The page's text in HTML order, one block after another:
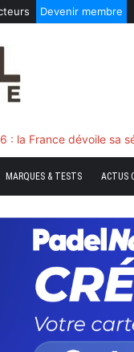
Devenir membre
mais décisif quand
MARQUES & TESTS ACTUS